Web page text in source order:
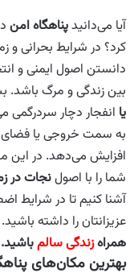
آیا می‌دانیدپناهگاه امن
کرد؟ در شرایط بحرانی
دانستن اصول ایمنی و
بین زندگی و مرگ باشد.
یا انفجار دچار سردرگمی
به سمت خروجی یا فضای
شما را با اصولنجات در
آشنا کنیم تا در شرایط
عزیزانتان را داشته باشید.
همراهزندگی سالمباشید.
بهترین مکان‌های